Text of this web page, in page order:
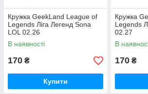
Кружка GeekLand League of
Legends Ліга Легенд Sona
LOL 02.26
В наявності
170 ₴
Купити
Кружка
Legends
02.27
В
170 ₴